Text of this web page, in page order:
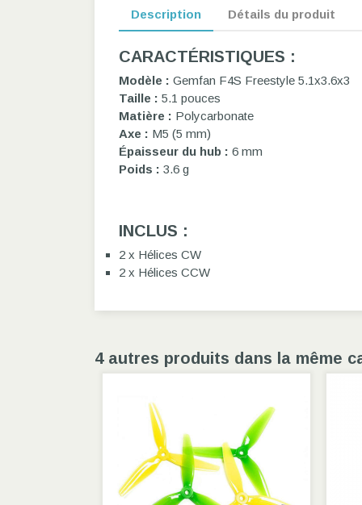
Description Détails du produit
CARACTÉRISTIQUES :
Modèle : Gemfan F4S Freestyle 5.1x3.6x3
Taille : 5.1 pouces
Matière : Polycarbonate
Axe : M5 (5 mm)
Épaisseur du hub : 6 mm
Poids : 3.6 g
INCLUS :
2 x Hélices CW
2 x Hélices CCW
4 autres produits dans la même